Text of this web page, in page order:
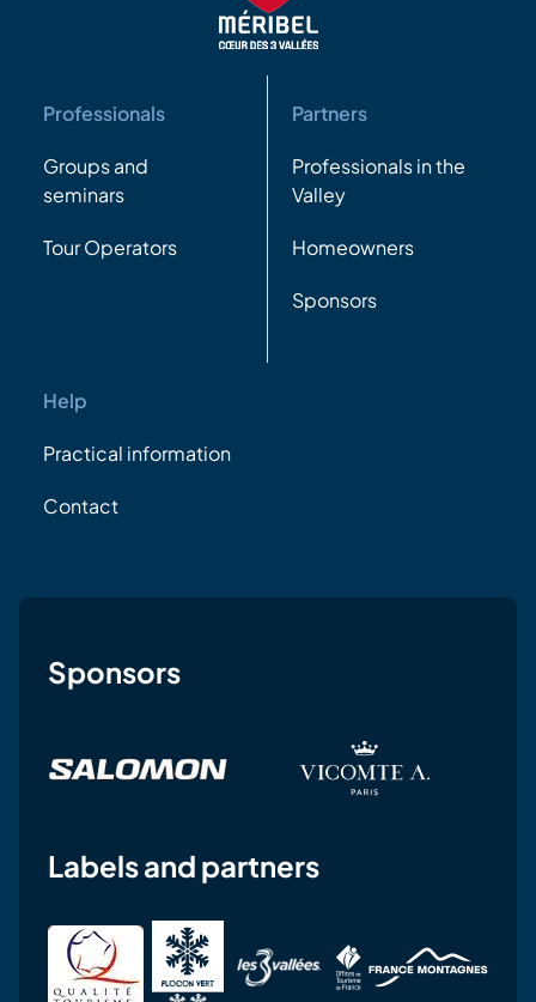
Professionals
Groups and
seminars
Tour Operators
Partners
Professionals in the
Valley
Homeowners
Sponsors
Help
Practical information
Contact
Sponsors
Labels and partners